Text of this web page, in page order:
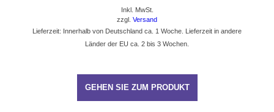
Inkl. MwSt.
zzgl.Versand
Lieferzeit: Innerhalb von Deutschland ca. 1 Woche. Lieferzeit in andere
Länder der EU ca. 2 bis 3 Wochen.
GEHEN SIE ZUM PRODUKT